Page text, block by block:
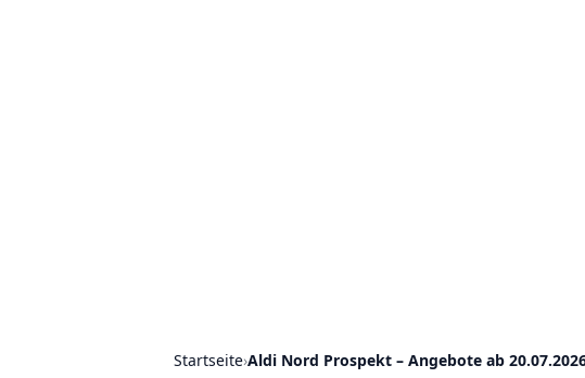
Startseite›Aldi Nord Prospekt – Angebote ab